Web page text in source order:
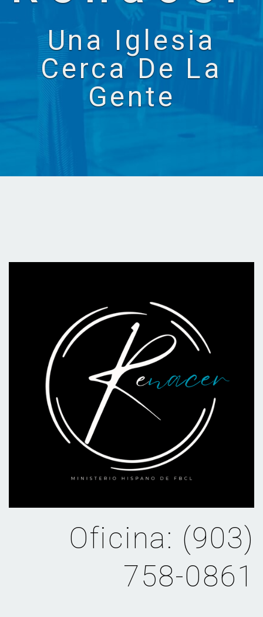
Una Iglesia
Cerca De La
Gente
Oficina: (903)
758-0861